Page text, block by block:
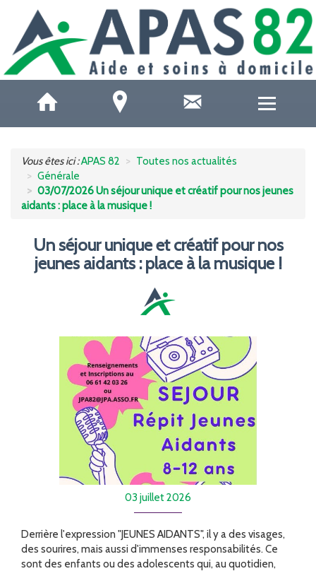
ACCUEILS DE JOUR
AIDE À DOMICILE
AIDE AUX AIDANTS
ACTUALITÉS
RECRUTEMENT
Vous êtes ici :APAS 82
Toutes nos actualités
Générale
03/07/2026 Un séjour unique et créatif pour nos jeunes
aidants : place à la musique !
Un séjour unique et créatif pour nos
jeunes aidants : place à la musique !
03 juillet 2026
Derrière l'expression "JEUNES AIDANTS", il y a des visages,
des sourires, mais aussi d'immenses responsabilités. Ce
sont des enfants ou des adolescents qui, au quotidien,